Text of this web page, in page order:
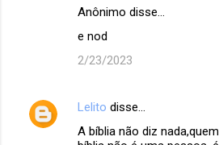
Anônimo disse…
e nod
2/23/2023
Lelito disse…
A bíblia não diz